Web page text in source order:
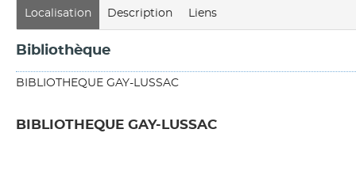
Localisation Description Liens
Bibliothèque
BIBLIOTHEQUE GAY-LUSSAC
BIBLIOTHEQUE GAY-LUSSAC